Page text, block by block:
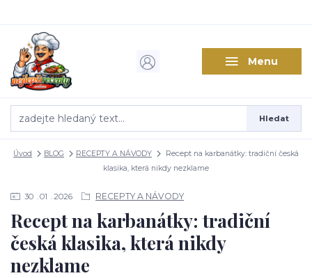
Menu
Hledat
Úvod BLOG RECEPTY A NÁVODY
Recept na karbanátky: tradiční česká
klasika, která nikdy nezklame
30 01 2026 RECEPTY A NÁVODY
Recept na karbanátky: tradiční
česká klasika, která nikdy
nezklame